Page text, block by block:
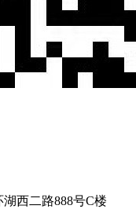
西二路888号C楼